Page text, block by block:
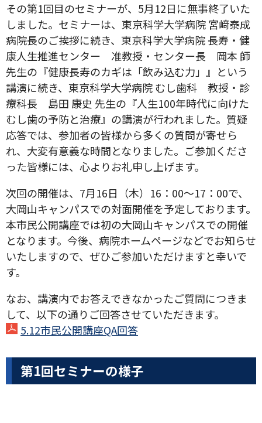
その第1回目のセミナーが、5月12日に無事終了いた
しました。セミナーは、東京科学大学病院 宮﨑泰成
病院長のご挨拶に続き、東京科学大学病院 長寿・健
康人生推進センター 准教授・センター長 岡本 師
先生の『健康長寿のカギは「飲み込む力」』という
講演に続き、東京科学大学病院 むし歯科 教授・診
療科長 島田 康史 先生の『人生100年時代に向けた
むし歯の予防と治療』の講演が行われました。質疑
応答では、参加者の皆様から多くの質問が寄せら
れ、大変有意義な時間となりました。ご参加くださ
った皆様には、心よりお礼申し上げます。
次回の開催は、7月16日（木）16：00～17：00で、
大岡山キャンパスでの対面開催を予定しております。
本市民公開講座では初の大岡山キャンパスでの開催
となります。今後、病院ホームページなどでお知らせ
いたしますので、ぜひご参加いただけますと幸いで
す。
なお、講演内でお答えできなかったご質問につきま
して、以下の通りご回答させていただきます。
5.12市民公開講座QA回答
第1回セミナーの様子